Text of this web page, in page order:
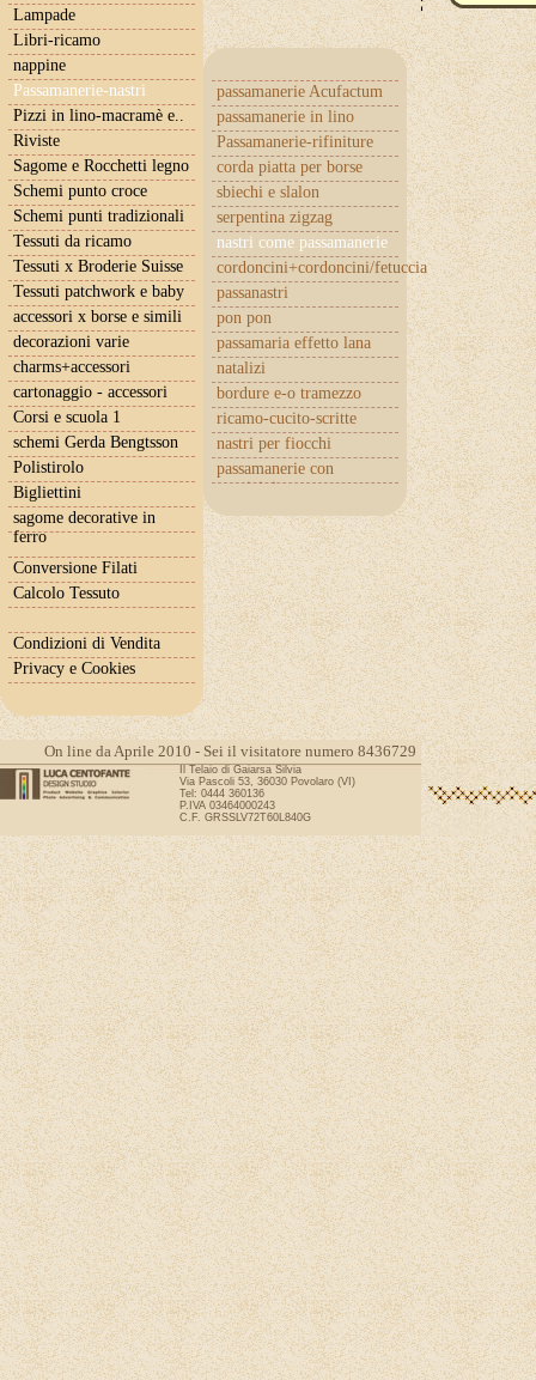
Lampade
Libri-ricamo
nappine
Passamanerie-nastri
passamanerie Acufactum
passamanerie in lino
Passamanerie-rifiniture
corda piatta per borse
sbiechi e slalon
serpentina zigzag
nastri come passamanerie
cordoncini+cordoncini/fetuccia
passanastri
pon pon
passamaria effetto lana
natalizi
bordure e-o tramezzo
ricamo-cucito-scritte
nastri per fiocchi
passamanerie con
cuoricini
Pizzi in lino-macramè e..
Riviste
Sagome e Rocchetti legno
Schemi punto croce
Schemi punti tradizionali
Tessuti da ricamo
Tessuti x Broderie Suisse
Tessuti patchwork e baby
accessori x borse e simili
decorazioni varie
charms+accessori
cartonaggio - accessori
Corsi e scuola 1
schemi Gerda Bengtsson
Polistirolo
Bigliettini
sagome decorative in
ferro
Conversione Filati
Calcolo Tessuto
Condizioni di Vendita
Privacy e Cookies
On line da Aprile 2010 - Sei il visitatore numero 8436729
Il Telaio di Gaiarsa Silvia
Via Pascoli 53, 36030 Povolaro (VI)
Tel: 0444 360136
P.IVA 03464000243
C.F. GRSSLV72T60L840G